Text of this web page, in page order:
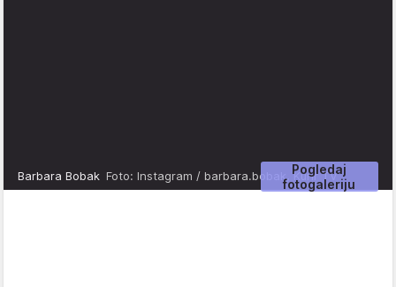
Pogledaj
fotogaleriju
Barbara Bobak Foto: Instagram / barbara.bobak, Kurir TV